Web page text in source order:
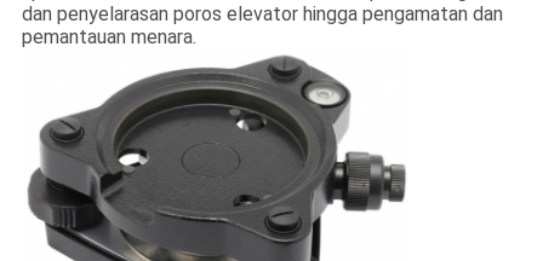
dan penyelarasan poros elevator hingga pengamatan dan
pemantauan menara.